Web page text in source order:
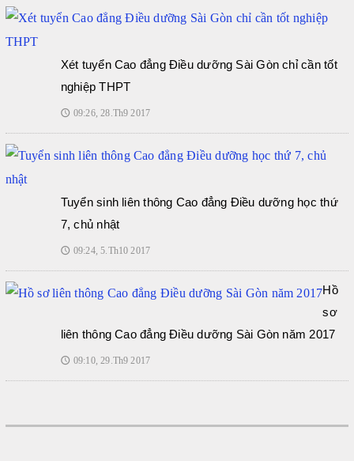
Xét tuyển Cao đẳng Điều dưỡng Sài Gòn chỉ cần tốt
nghiệp THPT
🕔 09:26, 28.Th9 2017
Tuyển sinh liên thông Cao đẳng Điều dưỡng học thứ
7, chủ nhật
🕔 09:24, 5.Th10 2017
Hồ
sơ
liên thông Cao đẳng Điều dưỡng Sài Gòn năm 2017
🕔 09:10, 29.Th9 2017